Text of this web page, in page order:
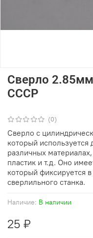
(0)
Наличие: В наличии
Сверло
СССР
25 ₽
Сверло с
который используется
различных
пластик и т.д. Оно
который фиксируется
сверлильного станка.